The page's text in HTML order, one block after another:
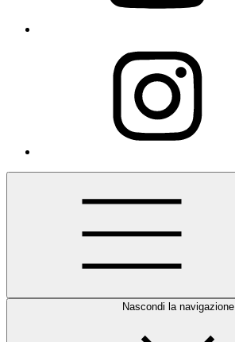
Nascondi la navigazione